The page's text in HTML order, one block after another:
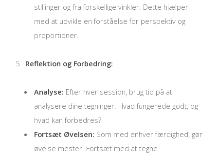
stillinger og fra forskellige vinkler. Dette hjælper
med at udvikle en forståelse for perspektiv og
proportioner.
Reflektion og Forbedring:
Analyse: Efter hver session, brug tid på at
analysere dine tegninger. Hvad fungerede godt, og
hvad kan forbedres?
Fortsæt Øvelsen: Som med enhver færdighed, gør
øvelse mester. Fortsæt med at tegne